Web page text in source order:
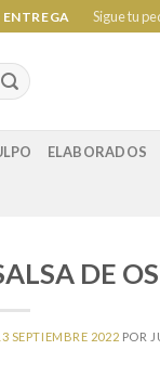
Sigue tu
ELABORADOS
DE
SEPTIEMBRE 2022 POR